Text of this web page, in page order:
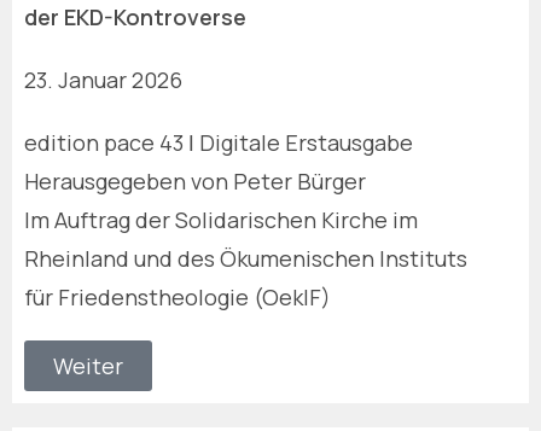
der EKD-Kontroverse
23. Januar 2026
edition pace 43 ǀ Digitale Erstausgabe
Herausgegeben von Peter Bürger
Im Auftrag der Solidarischen Kirche im
Rheinland und des Ökumenischen Instituts
für Friedenstheologie (OekIF)
Weiter